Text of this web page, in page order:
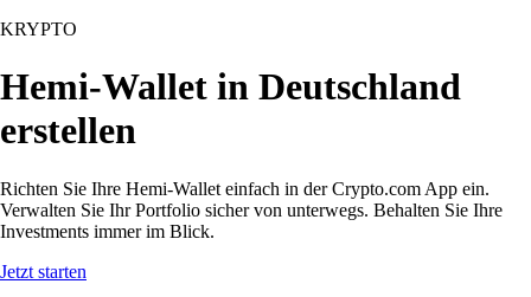
KRYPTO
Hemi-Wallet in Deutschland
erstellen
Richten Sie Ihre Hemi-Wallet einfach in der Crypto.com App ein.
Verwalten Sie Ihr Portfolio sicher von unterwegs. Behalten Sie Ihre
Investments immer im Blick.
Jetzt starten